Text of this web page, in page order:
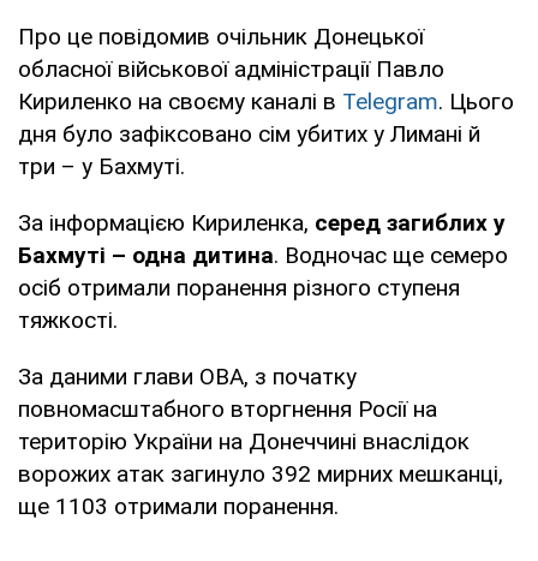
Про це повідомив очільник Донецької
обласної військової адміністрації Павло
Кириленко на своєму каналі в Telegram. Цього
дня було зафіксовано сім убитих у Лимані й
три – у Бахмуті.
За інформацією Кириленка, серед загиблих у
Бахмуті – одна дитина. Водночас ще семеро
осіб отримали поранення різного ступеня
тяжкості.
За даними глави ОВА, з початку
повномасштабного вторгнення Росії на
територію України на Донеччині внаслідок
ворожих атак загинуло 392 мирних мешканці,
ще 1103 отримали поранення.